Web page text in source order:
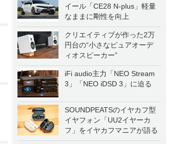
イール「CE28 N-plus」軽量
なままに剛性を向上
クリエイティブが作った2万
円台の“小さなピュアオーデ
ィオスピーカー”
iFi audio主力「NEO Stream
3」「NEO iDSD 3」に迫る
SOUNDPEATSのイヤカフ型
イヤフォン「UU2イヤーカ
フ」をイヤカフマニアが語る